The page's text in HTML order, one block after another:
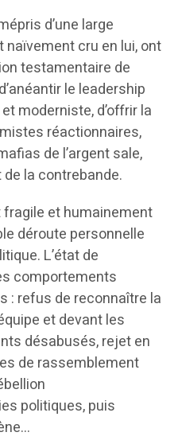
d’une large
cru en lui, ont
testamentaire de
le leadership
moderniste, d’offrir la
réactionnaires,
de l’argent sale,
de la contrebande.
et humainement
déroute personnelle
L’état de
comportements
: refus de reconnaître la
et devant les
désabusés, rejet en
de rassemblement
politiques, puis